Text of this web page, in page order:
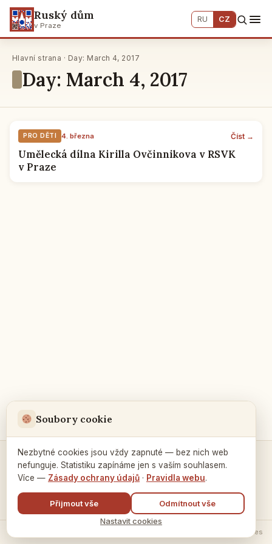
Ruský dům
v Praze
RU CZ
Hlavní strana · Day: March 4, 2017
Day: March 4, 2017
PRO DĚTI 4. března Číst →
Umělecká dílna Kirilla Ovčinnikova v RSVK
v Praze
Kontakty a spojení →
Nastavení cookies
Soubory cookie
Nezbytné cookies jsou vždy zapnuté — bez nich web
nefunguje. Statistiku zapínáme jen s vaším souhlasem.
Více — Zásady ochrany údajů · Pravidla webu.
Přijmout vše
Odmítnout vše
Nastavit cookies